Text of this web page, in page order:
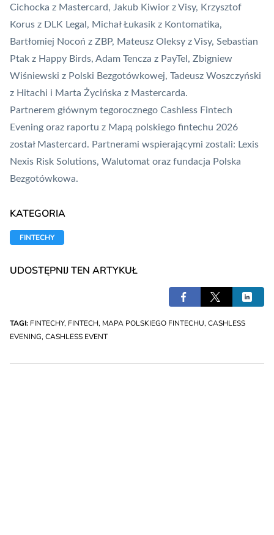
Cichocka z Mastercard, Jakub Kiwior z Visy, Krzysztof
Korus z DLK Legal, Michał Łukasik z Kontomatika,
Bartłomiej Nocoń z ZBP, Mateusz Oleksy z Visy, Sebastian
Ptak z Happy Birds, Adam Tencza z PayTel , Zbigniew
Wiśniewski z Polski Bezgotówkowej, Tadeusz Woszczyński
z Hitachi i Marta Życińska z Mastercarda.
Partnerem głównym tegorocznego Cashless Fintech
Evening oraz raportu z Mapą polskiego fintechu 2026
został Mastercard. Partnerami wspierającymi zostali: Lexis
Nexis Risk Solutions, Walutomat oraz fundacja Polska
Bezgotówkowa.
KATEGORIA
FINTECHY
UDOSTĘPNIJ TEN ARTYKUŁ
TAGI: FINTECHY, FINTECH, MAPA POLSKIEGO FINTECHU, CASHLESS
EVENING, CASHLESS EVENT